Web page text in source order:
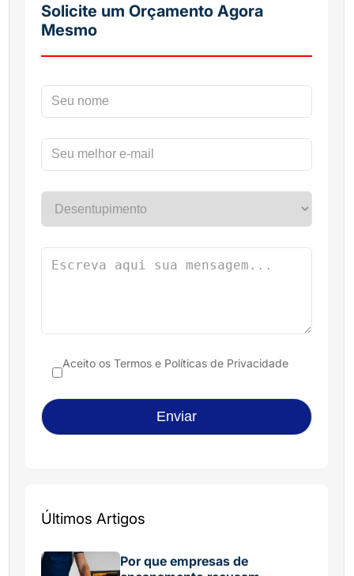
Solicite um Orçamento Agora
Mesmo
Aceito os Termos e Políticas de Privacidade
Últimos Artigos
Por que empresas de